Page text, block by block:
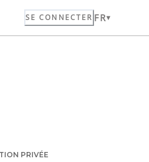
SE CONNECTER FR
PRIVÉE